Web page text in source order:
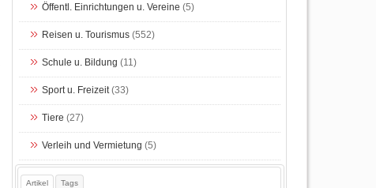
Öffentl. Einrichtungen u. Vereine (5)
Reisen u. Tourismus(552)
Schule u. Bildung (11)
Sport u. Freizeit(33)
Tiere (27)
Verleih und Vermietung (5)
Artikel Tags